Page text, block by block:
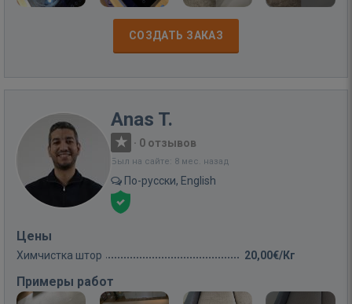
СОЗДАТЬ ЗАКАЗ
Anas T.
· 0 отзывов
Был на сайте: 8 мес. назад
По-русски, English
Цены
Химчистка штор 20,00€/Кг
Примеры работ